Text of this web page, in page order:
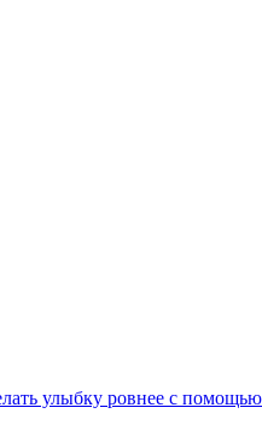
улыбку ровнее с